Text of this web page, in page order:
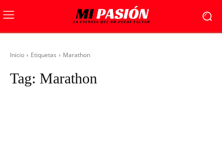
Inicio Etiquetas Marathon
Tag: Marathon